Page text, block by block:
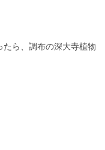
ら、調布の深大寺植物